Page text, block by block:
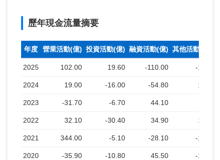
歷年現金流量摘要
年度 營業活動(億) 投資活動(億) 融資活動(億) 其他活動(億)
2025 102.00 19.60 -110.00 -1.80
2024 19.00 -16.00 -54.80 1.50
2023 -31.70 -6.70 44.10
2022 32.10 -30.40 34.90 1.70
2021 344.00 -5.10 -28.10 -1.00
2020 -35.90 -10.80 45.50 -1.30